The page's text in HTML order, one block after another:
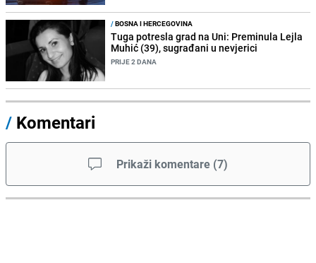
/BOSNA I HERCEGOVINA
Tuga potresla grad na Uni: Preminula Lejla
Muhić (39), sugrađani u nevjerici
PRIJE 2 DANA
/ Komentari
Prikaži komentare (7)